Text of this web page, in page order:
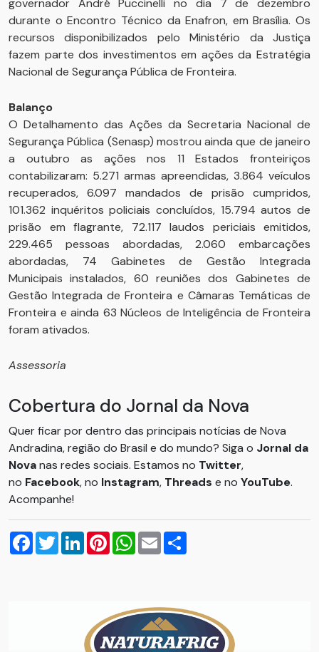
governador André Puccinelli no dia 7 de dezembro
durante o Encontro Técnico da Enafron, em Brasília. Os
recursos disponibilizados pelo Ministério da Justiça
fazem parte dos investimentos em ações da Estratégia
Nacional de Segurança Pública de Fronteira.
Balanço
O Detalhamento das Ações da Secretaria Nacional de
Segurança Pública (Senasp) mostrou ainda que de janeiro
a outubro as ações nos 11 Estados fronteiriços
contabilizaram: 5.271 armas apreendidas, 3.864 veículos
recuperados, 6.097 mandados de prisão cumpridos,
101.362 inquéritos policiais concluídos, 15.794 autos de
prisão em flagrante, 72.117 laudos periciais emitidos,
229.465 pessoas abordadas, 2.060 embarcações
abordadas, 74 Gabinetes de Gestão Integrada
Municipais instalados, 60 reuniões dos Gabinetes de
Gestão Integrada de Fronteira e Câmaras Temáticas de
Fronteira e ainda 63 Núcleos de Inteligência de Fronteira
foram ativados.
Assessoria
Cobertura do Jornal da Nova
Quer ficar por dentro das principais notícias de Nova
Andradina, região do Brasil e do mundo? Siga o Jornal da
Novanas redes sociais. Estamos no Twitter,
no Facebook, no Instagram, Threads e no YouTube.
Acompanhe!
Facebook
TwitterLinkedInPinterestWhatsApp
Email